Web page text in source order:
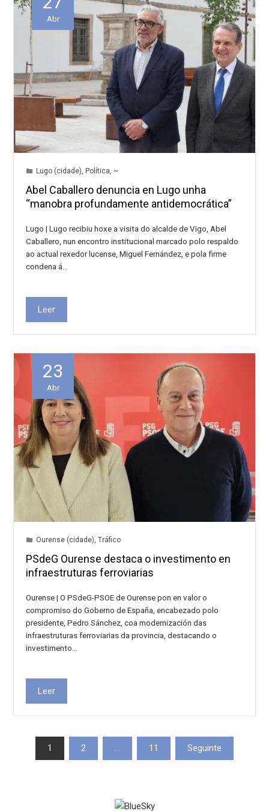
Abr
Lugo (cidade), Política, ~
Abel Caballero denuncia en Lugo unha
“manobra profundamente antidemocrática”
Lugo | Lugo recibiu hoxe a visita do alcalde de Vigo, Abel
Caballero, nun encontro institucional marcado polo respaldo
ao actual rexedor lucense, Miguel Fernández, e pola firme
condena á…
Leer
23
Abr
Ourense (cidade),Tráfico
PSdeG Ourense destaca o investimento en
infraestruturas ferroviarias
Ourense | O PSdeG-PSOE de Ourense pon en valor o
compromiso do Goberno de España, encabezado polo
presidente, Pedro Sánchez, coa modernización das
infraestruturas ferroviarias da provincia, destacando o
investimento…
Leer
Paxinación
1 2 … 11 Seguinte